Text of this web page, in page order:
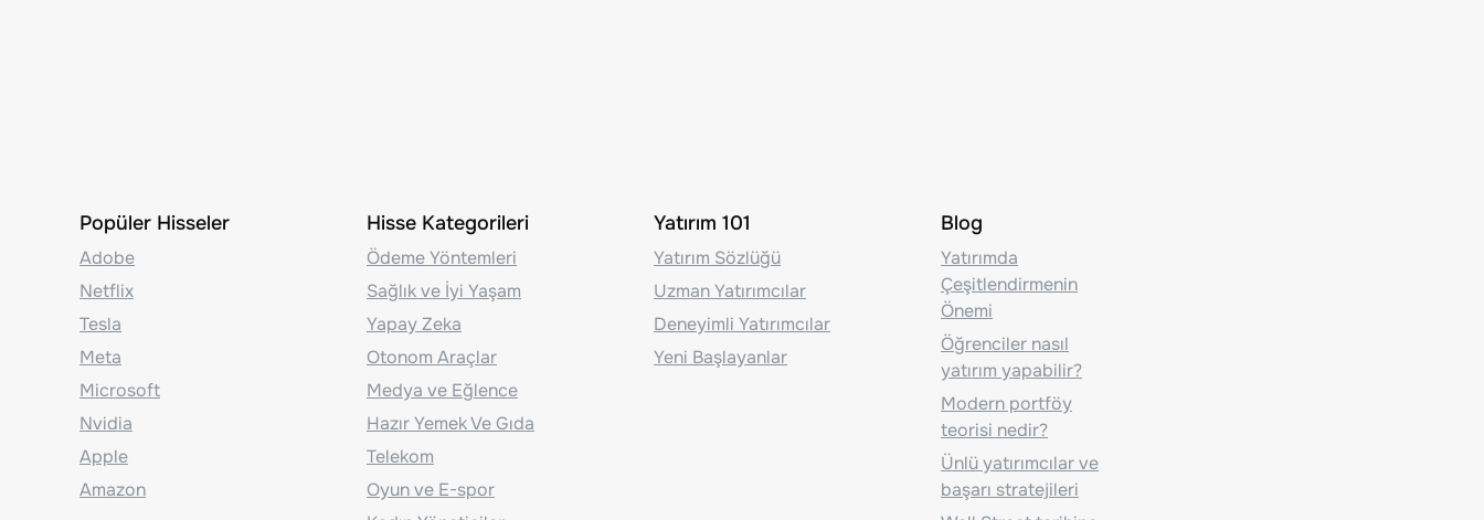
Popüler Hisseler
Adobe
Netflix
Tesla
Meta
Microsoft
Nvidia
Apple
Amazon
Hisse Kategorileri
Ödeme Yöntemleri
Sağlık ve İyi Yaşam
Yapay Zeka
Otonom Araçlar
Medya ve Eğlence
Hazır Yemek Ve Gıda
Telekom
Oyun ve E-spor
Yatırım 101
Yatırım Sözlüğü
Uzman Yatırımcılar
Deneyimli Yatırımcılar
Yeni Başlayanlar
Blog
Yatırımda
Çeşitlendirmenin
Önemi
Öğrenciler nasıl
yatırım yapabilir?
Modern portföy
teorisi nedir?
Ünlü yatırımcılar ve
başarı stratejileri